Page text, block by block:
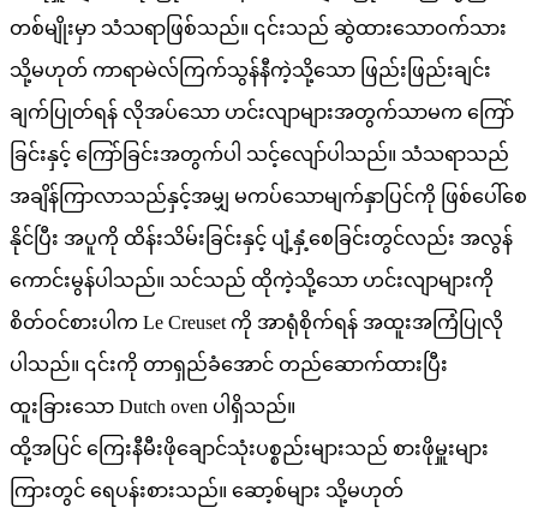
တစ်မျိုးမှာ သံသရာဖြစ်သည်။ ၎င်းသည် ဆွဲထားသောဝက်သား
သို့မဟုတ် ကာရာမဲလ်ကြက်သွန်နီကဲ့သို့သော ဖြည်းဖြည်းချင်း
ချက်ပြုတ်ရန် လိုအပ်သော ဟင်းလျာများအတွက်သာမက ကြော်
ခြင်းနှင့် ကြော်ခြင်းအတွက်ပါ သင့်လျော်ပါသည်။ သံသရာသည်
အချိန်ကြာလာသည်နှင့်အမျှ မကပ်သောမျက်နှာပြင်ကို ဖြစ်ပေါ်စေ
နိုင်ပြီး အပူကို ထိန်းသိမ်းခြင်းနှင့် ပျံ့နှံ့စေခြင်းတွင်လည်း အလွန်
ကောင်းမွန်ပါသည်။ သင်သည် ထိုကဲ့သို့သော ဟင်းလျာများကို
စိတ်ဝင်စားပါက Le Creuset ကို အာရုံစိုက်ရန် အထူးအကြံပြုလို
ပါသည်။ ၎င်းကို တာရှည်ခံအောင် တည်ဆောက်ထားပြီး
ထူးခြားသော Dutch oven ပါရှိသည်။
ထို့အပြင် ကြေးနီမီးဖိုချောင်သုံးပစ္စည်းများသည် စားဖိုမှူးများ
ကြားတွင် ရေပန်းစားသည်။ ဆော့စ်များ သို့မဟုတ်